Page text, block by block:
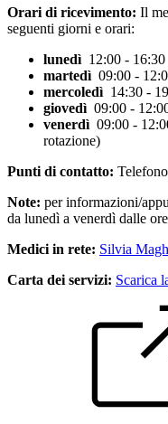
Orari di ricevimento: Il
seguenti giorni e orari:
lunedì 12:00 - 16:30
martedì 09:00 -
mercoledì 14:30 -
giovedì 09:00 -
venerdì 09:00 -
rotazione)
Punti di contatto:
Note: per informazioni/
da lunedì a venerdì dalle
Medici in rete: Silvia
Carta dei servizi: Scarica